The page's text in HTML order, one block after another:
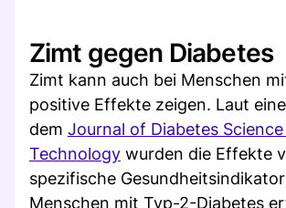
Zimt gegen Diabetes
Zimt kann auch bei Menschen
positive Effekte zeigen. Laut
dem Journal of Diabetes
Technology wurden die Effekte
spezifische
Menschen mit Typ-2-Diabetes